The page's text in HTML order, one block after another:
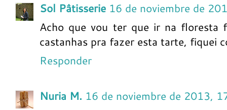
Sol Pâtisserie 16 de noviembre de
Acho que vou ter que ir na floresta
castanhas pra fazer esta tarte, fiquei
Responder
Nuria M. 16 de noviembre de 2013,